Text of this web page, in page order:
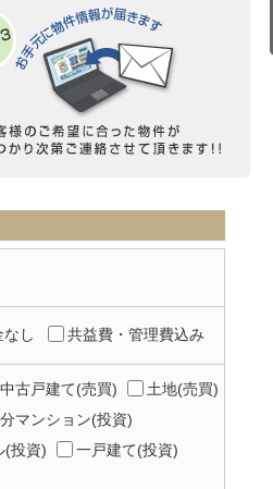
なし 共益費・管理費込み
中古戸建て(売買)
土地(売買)
マンション(投資)
(投資)
一戸建て(投資)